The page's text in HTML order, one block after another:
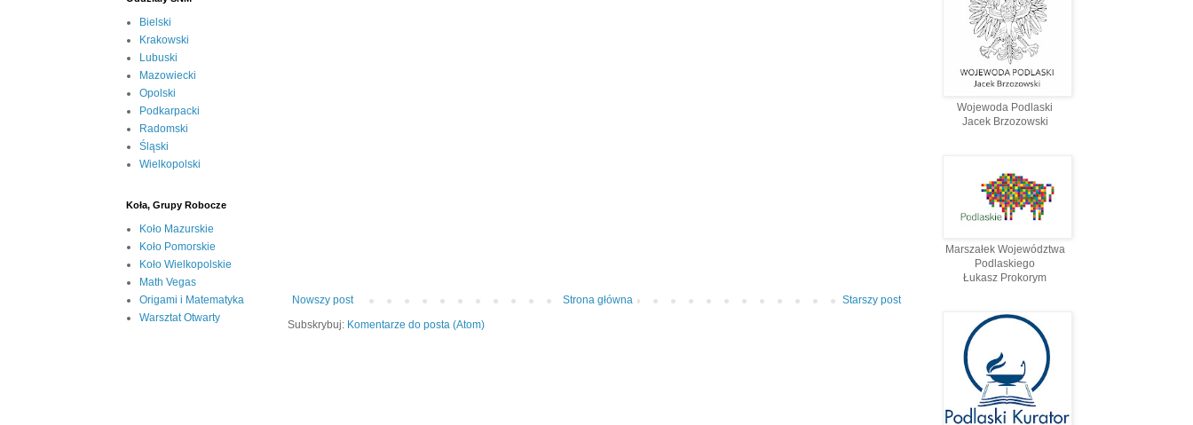
Nowszy post Starszy post
Strona główna
Subskrybuj: Komentarze do posta (Atom)
Bielski
Krakowski
Lubuski
Mazowiecki
Opolski
Podkarpacki
Radomski
Śląski
Wielkopolski
Koła, Grupy Robocze
Koło Mazurskie
Koło Pomorskie
Koło Wielkopolskie
Math Vegas
Origami i Matematyka
Warsztat Otwarty
Wojewoda Podlaski
Jacek Brzozowski
Marszałek Województwa
Podlaskiego
Łukasz Prokorym